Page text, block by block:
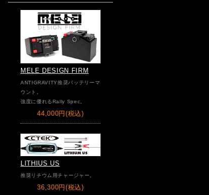
MELE DESIGN FIRM
ANTIGRAVITY推奨バッテリーマ
ウント。
強度に優れるRally Spec。
44,000円(税込)
LITHIUS US
推奨リチウム用チャージャー。
36,300円(税込)